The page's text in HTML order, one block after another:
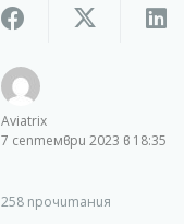
Aviatrix
7 септември 2023 в 18:35
258 прочитания